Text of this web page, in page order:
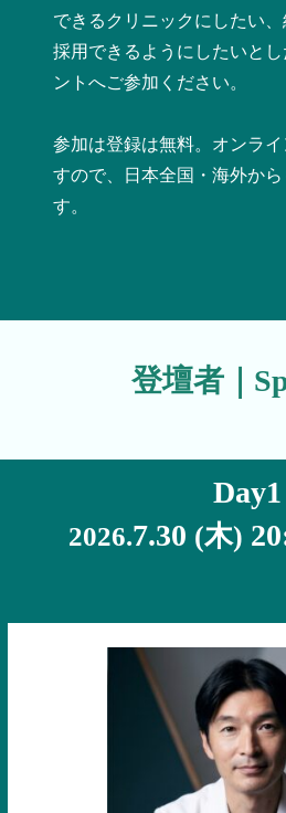
できるクリニックにしたい
採用できるようにしたいと
ントへご参加ください。
参加は登録は無料。オンラ
すので、日本全国・海外から
す。
登壇者｜
Day1
2026.7.30 (木)